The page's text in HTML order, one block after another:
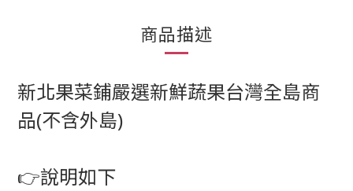
商品描述
新北果菜鋪嚴選新鮮蔬果台灣全島商
品(不含外島)
👉說明如下